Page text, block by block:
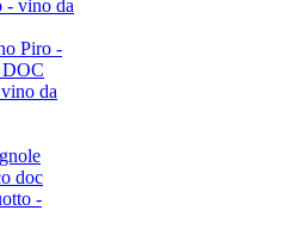
- vino da
Piro -
DOC
da
doc
-